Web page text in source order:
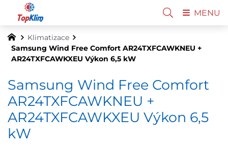
Klimatizace
Samsung Wind Free Comfort AR24TXFCAWKNEU +
AR24TXFCAWKXEU Výkon 6,5 kW
Samsung Wind Free Comfort
AR24TXFCAWKNEU +
AR24TXFCAWKXEU Výkon 6,5
kW
MENU